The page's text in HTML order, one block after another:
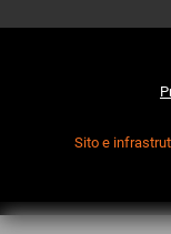
Sito e